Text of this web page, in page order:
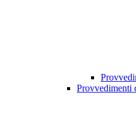
Provvedimenti